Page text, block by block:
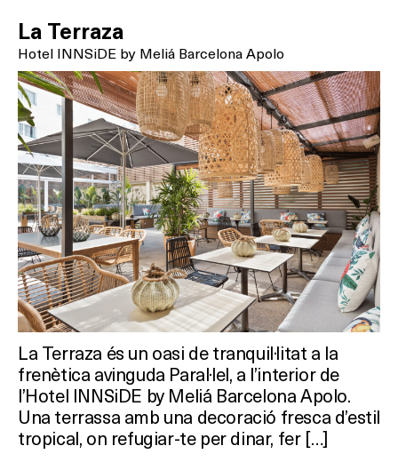
La Terraza
Hotel INNSiDE by Meliá Barcelona Apolo
La Terraza és un oasi de tranquil·litat a la
frenètica avinguda Paral·lel, a l’interior de
l’Hotel INNSiDE by Meliá Barcelona Apolo.
Una terrassa amb una decoració fresca d’estil
tropical, on refugiar-te per dinar, fer […]